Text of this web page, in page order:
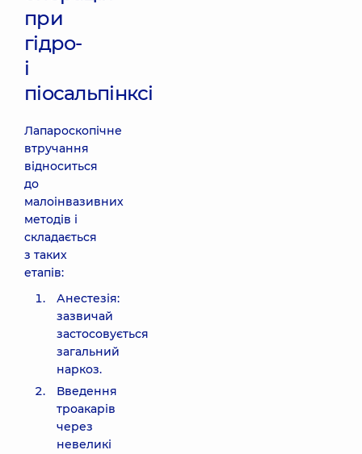
при
гідро-
і
піосальпінксі
Лапароскопічне
втручання
відноситься
до
малоінвазивних
методів і
складається
з таких
етапів:
Анестезія:
зазвичай
застосовується
загальний
наркоз.
Введення
троакарів
через
невеликі